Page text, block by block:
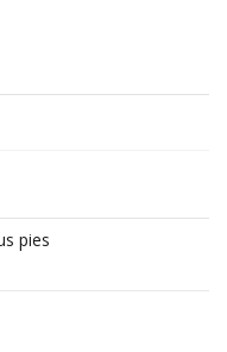
pies